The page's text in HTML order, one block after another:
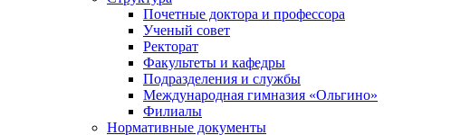
Почетные доктора и профессора
Ученый совет
Ректорат
Факультеты и кафедры
Подразделения и службы
Международная гимназия «Ольгино»
Филиалы
Нормативные документы